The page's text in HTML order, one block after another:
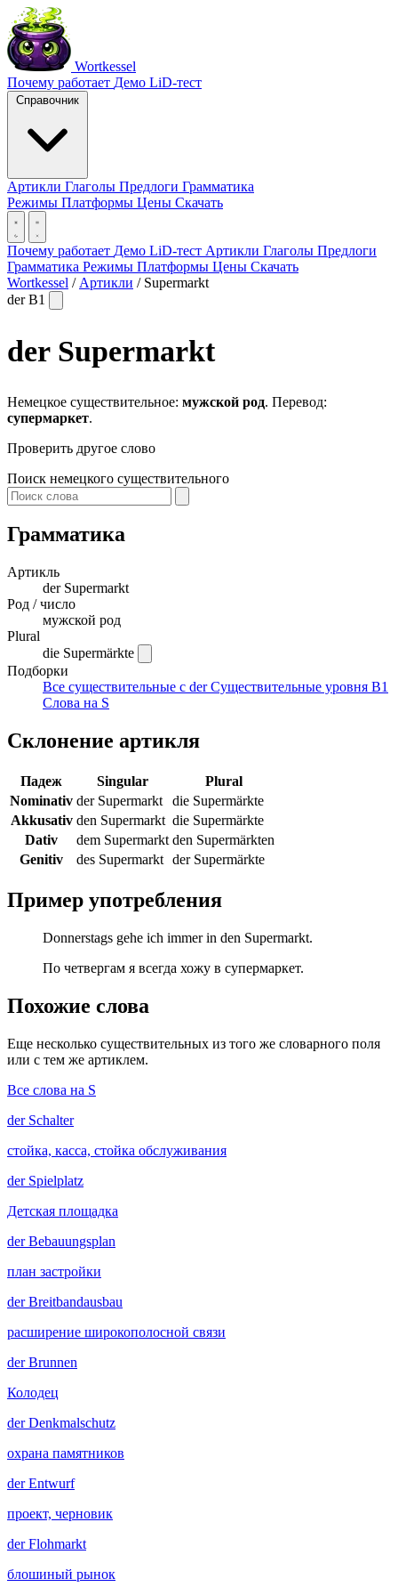
Wortkessel
Почему работает Демо LiD-тест
Справочник
Артикли Глаголы Предлоги Грамматика
Режимы Платформы Цены Скачать
Почему работает Демо LiD-тест Артикли Глаголы Предлоги
Грамматика Режимы Платформы Цены Скачать
Wortkessel / Артикли / Supermarkt
derB1
derSupermarkt
Немецкое существительное: мужской род. Перевод:
супермаркет.
Проверить другое слово
Поиск немецкого существительного
Грамматика
Артикль
derSupermarkt
Род / число
мужской род
Plural
die Supermärkte
Подборки
Все существительные с derСуществительные уровня B1
Слова на S
Склонение артикля
Падеж Singular
Plural
Nominativ der Supermarkt
die Supermärkte
Akkusativ den Supermarkt die Supermärkte
Dativ
dem Supermarkt den Supermärkten
Genitiv
des Supermarkt der Supermärkte
Пример употребления
Donnerstags gehe ich immer in den Supermarkt.
По четвергам я всегда хожу в супермаркет.
Похожие слова
Еще несколько существительных из того же словарного поля
или с тем же артиклем.
Все слова на S
derSchalter
стойка, касса, стойка обслуживания
derSpielplatz
Детская площадка
derBebauungsplan
план застройки
derBreitbandausbau
расширение широкополосной связи
derBrunnen
Колодец
derDenkmalschutz
охрана памятников
derEntwurf
проект, черновик
derFlohmarkt
блошиный рынок